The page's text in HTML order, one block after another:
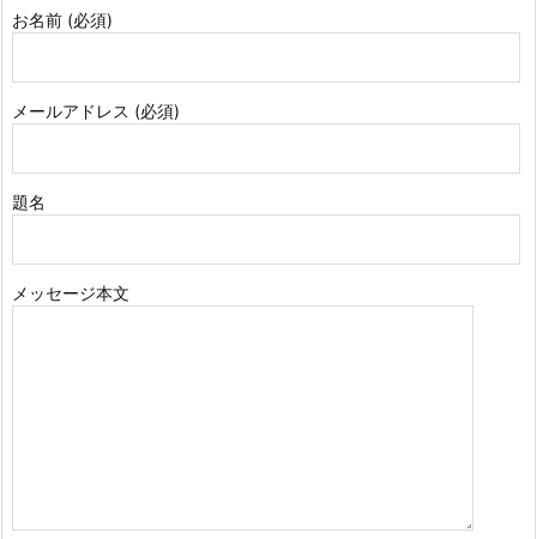
お名前 (必須)
メールアドレス (必須)
題名
メッセージ本文